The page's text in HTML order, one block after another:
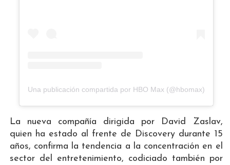
Una publicación compartida por HBO Max (@hbomax)
La nueva compañía dirigida por David Zaslav,
quien ha estado al frente de Discovery durante 15
años, confirma la tendencia a la concentración en el
sector del entretenimiento, codiciado también por